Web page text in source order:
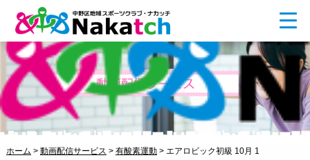
ホーム > 動画配信サービス > 有酸素運動> エアロビック初級 10月 1